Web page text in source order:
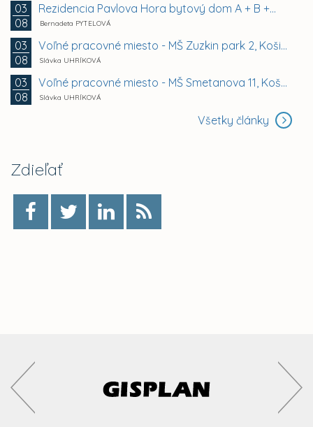
03
08
Rezidencia Pavlova Hora bytový dom A + B +...
Bernadeta PYTELOVÁ
03
08
Voľné pracovné miesto - MŠ Zuzkin park 2, Košice -...
Slávka UHRÍKOVÁ
03
08
Voľné pracovné miesto - MŠ Smetanova 11, Košice -...
Slávka UHRÍKOVÁ
Všetky články
Zdieľať